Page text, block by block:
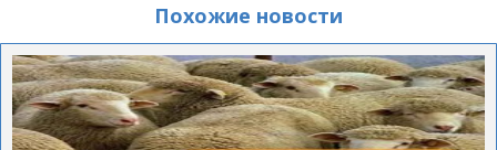
Похожие новости